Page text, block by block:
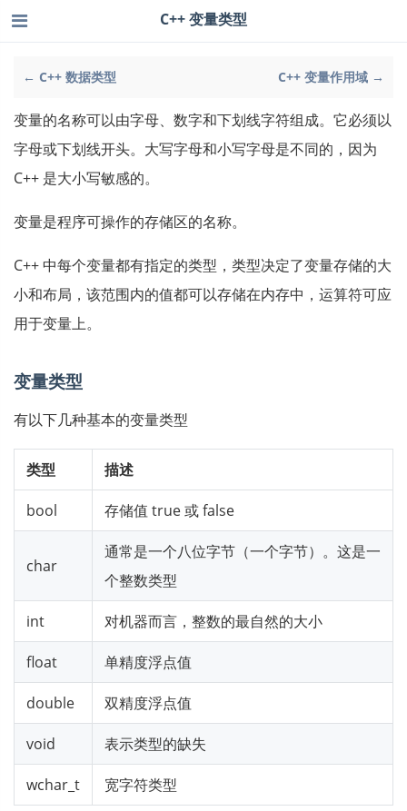
← C++ 数据类型 C++ 变量作用域 →
C++ 变量类型
变量的名称可以由字母、数字和下划线字符组成。它必须以
字母或下划线开头。大写字母和小写字母是不同的，因为
C++ 是大小写敏感的。
变量是程序可操作的存储区的名称。
C++ 中每个变量都有指定的类型，类型决定了变量存储的大
小和布局，该范围内的值都可以存储在内存中，运算符可应
用于变量上。
变量类型
有以下几种基本的变量类型
类型 描述
bool 存储值 true 或 false
char
通常是一个八位字节（一个字节）。这是一
个整数类型
int 对机器而言，整数的最自然的大小
float 单精度浮点值
double 双精度浮点值
void 表示类型的缺失
wchar_t 宽字符类型